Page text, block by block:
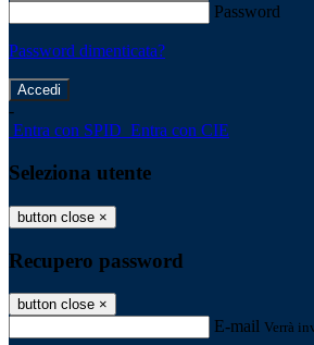
Password
Password dimenticata?
-
Entra con SPID Entra con CIE
Seleziona utente
button close ×
Recupero password
button close ×
E-mail Verrà